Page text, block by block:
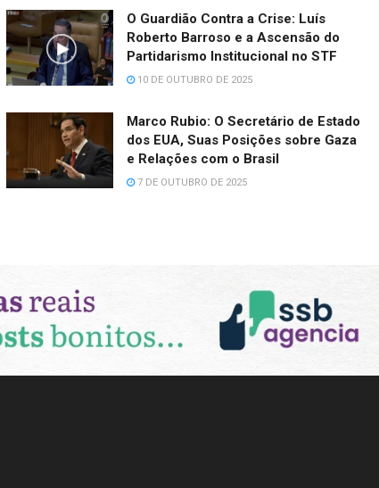
O Guardião Contra a Crise: Luís
Roberto Barroso e a Ascensão do
Partidarismo Institucional no STF
10 DE OUTUBRO DE 2025
Marco Rubio: O Secretário de Estado
dos EUA, Suas Posições sobre Gaza
e Relações com o Brasil
7 DE OUTUBRO DE 2025